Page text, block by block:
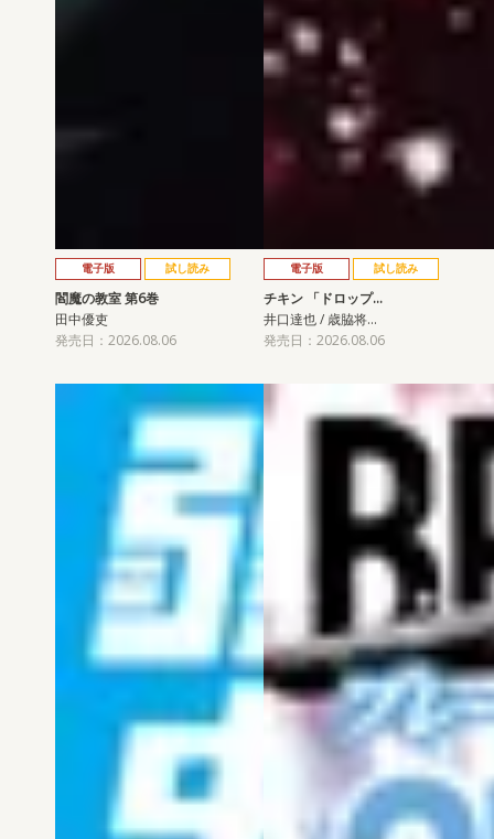
電子版 試し読み
閻魔の教室 第6巻
田中優吏
発売日：2026.08.06
電子版 試し読み
チキン 「ドロップ…
井口達也 / 歳脇将…
発売日：2026.08.06